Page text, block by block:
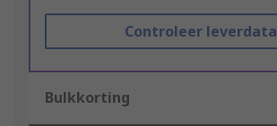
Controleer leverdata
Bulkkorting